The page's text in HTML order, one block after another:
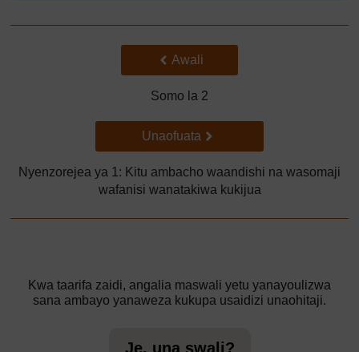
Back to previous page
Awali
Somo la 2
Go to next page
Unaofuata
Nyenzo­rejea ya 1: Kitu ambacho waandishi na wasomaji
wafanisi wanatakiwa kukijua
Kwa taarifa zaidi, angalia maswali yetu yanayoulizwa
sana ambayo yanaweza kukupa usaidizi unaohitaji.
Je, una swali?